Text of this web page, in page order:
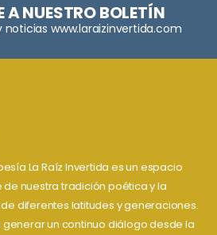
A NUESTRO BOLETÍN
noticias www.laraizinvertida.com
La Raíz Invertida es un espacio
nuestra tradición poética y la
diferentes latitudes y generaciones.
un continuo diálogo desde la